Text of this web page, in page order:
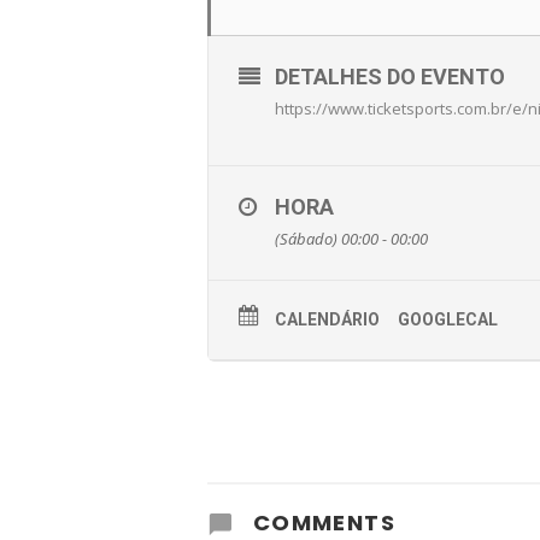
DETALHES DO EVENTO
https://www.ticketsports.com.br/e/
HORA
(Sábado) 00:00 - 00:00
CALENDÁRIO GOOGLECAL
COMMENTS